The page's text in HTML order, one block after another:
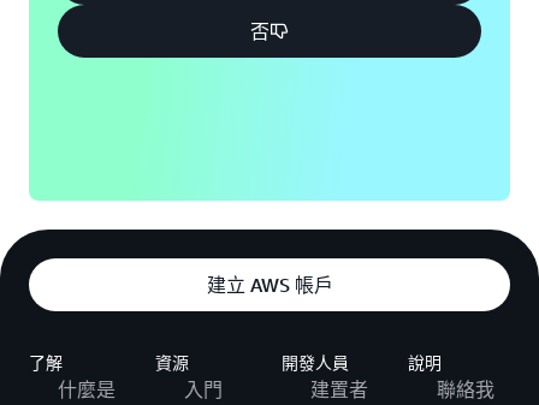
否
建立 AWS 帳戶
了解
什麼是
資源
入門
開發人員
建置者
說明
聯絡我